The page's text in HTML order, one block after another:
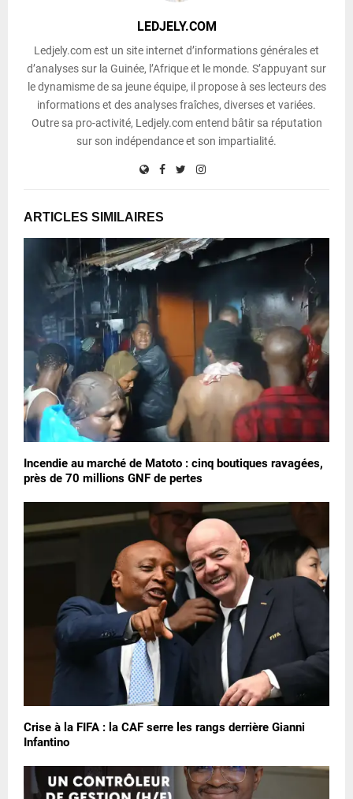
LEDJELY.COM
Ledjely.com est un site internet d’informations générales et
d’analyses sur la Guinée, l’Afrique et le monde. S’appuyant sur
le dynamisme de sa jeune équipe, il propose à ses lecteurs des
informations et des analyses fraîches, diverses et variées.
Outre sa pro-activité, Ledjely.com entend bâtir sa réputation
sur son indépendance et son impartialité.
ARTICLES SIMILAIRES
Incendie au marché de Matoto : cinq boutiques ravagées,
près de 70 millions GNF de pertes
Crise à la FIFA : la CAF serre les rangs derrière Gianni
Infantino